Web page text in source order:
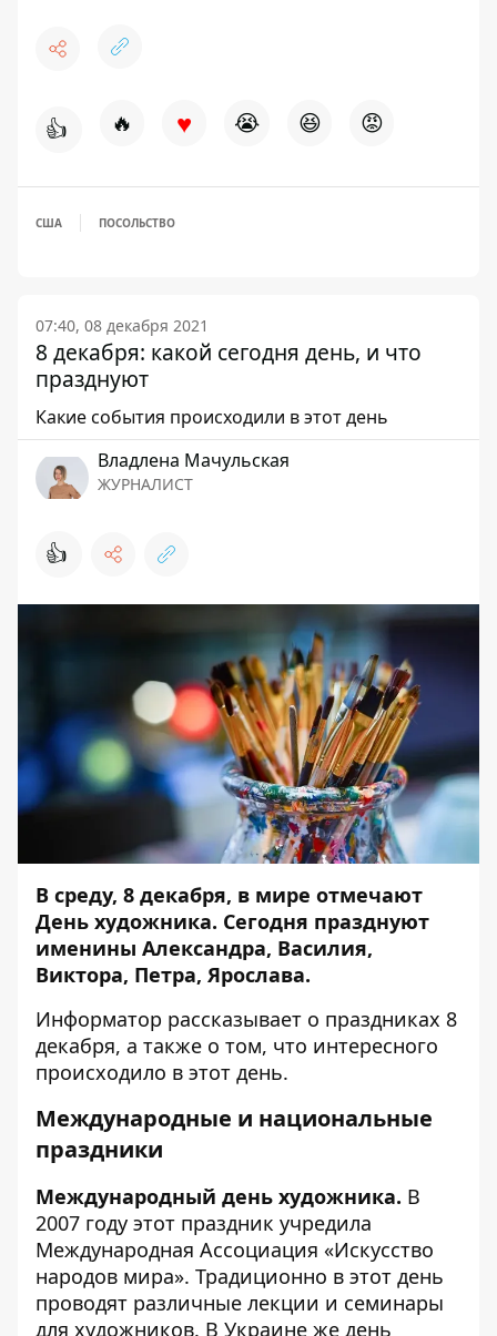
👍 🔥 ♥ 😭 😆 😡
США ПОСОЛЬСТВО
07:40, 08 декабря 2021
8 декабря: какой сегодня день, и что
празднуют
Какие события происходили в этот день
Владлена Мачульская
ЖУРНАЛИСТ
👍
В среду, 8 декабря, в мире отмечают
День художника. Сегодня празднуют
именины Александра, Василия,
Виктора, Петра, Ярослава.
Информатор рассказывает о праздниках 8
декабря, а также о том, что интересного
происходило в этот день.
Международные и национальные
праздники
Международный день художника. В
2007 году этот праздник учредила
Международная Ассоциация «Искусство
народов мира». Традиционно в этот день
проводят различные лекции и семинары
для художников. В Украине же день